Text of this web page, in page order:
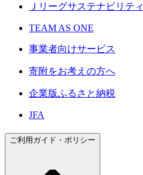
Ｊリーグサステナビリティ
TEAM AS ONE
事業者向けサービス
寄附をお考えの方へ
企業版ふるさと納税
JFA
ご利用ガイド・ポリシー